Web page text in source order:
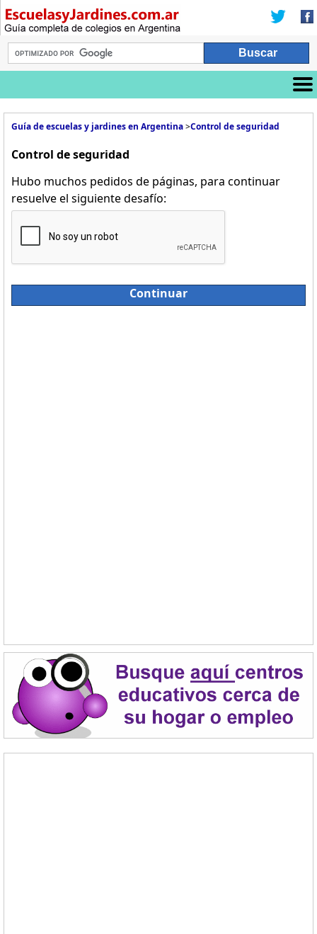
Guía de escuelas y jardines en Argentina>Control de seguridad
Control de seguridad
Hubo muchos pedidos de páginas, para continuar
resuelve el siguiente desafío:
Continuar